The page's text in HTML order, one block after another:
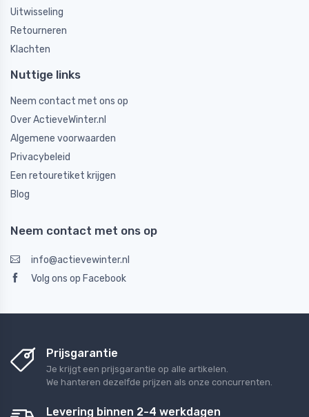
Uitwisseling
Retourneren
Klachten
Nuttige links
Neem contact met ons op
Over ActieveWinter.nl
Algemene voorwaarden
Privacybeleid
Een retouretiket krijgen
Blog
Neem contact met ons op
info@actievewinter.nl
Volg ons op Facebook
Prijsgarantie
Je krijgt een prijsgarantie op alle artikelen.
We hanteren dezelfde prijzen als onze concurrenten.
Levering binnen 2-4 werkdagen